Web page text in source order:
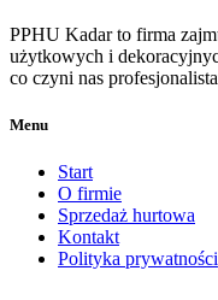
PPHU Kadar to firma
użytkowych i
co czyni nas
Menu
Start
O firmie
Sprzedaż hurtowa
Kontakt
Polityka prywatności